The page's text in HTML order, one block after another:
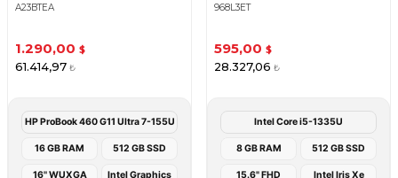
A23BTEA
1.290,00 $
61.414,97 ₺
HP ProBook 460 G11 Ultra 7-155U
16 GB RAM 512 GB SSD
16'' WUXGA Intel Graphics
968L3ET
595,00 $
28.327,06 ₺
Intel Core i5-1335U
8 GB RAM 512 GB SSD
15.6" FHD Intel Iris Xe